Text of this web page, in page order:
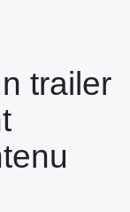
trailer